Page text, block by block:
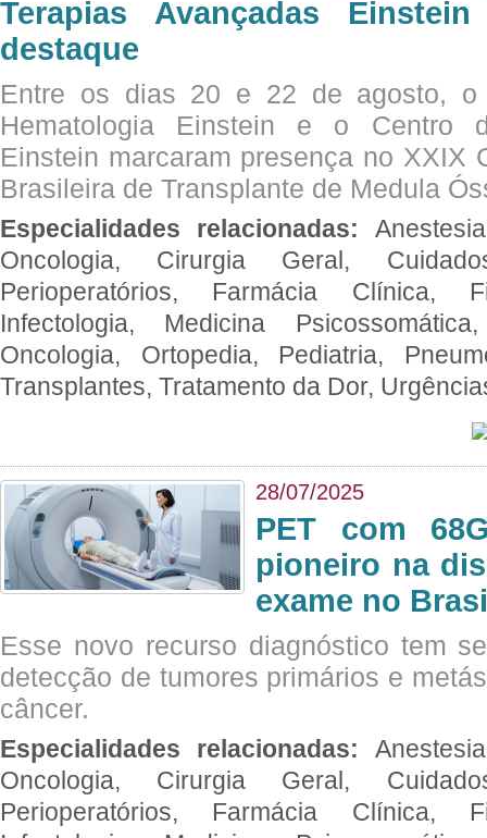
Terapias Avançadas
destaque
Entre os dias 20 e 22 de agosto, o
Hematologia Einstein e o Centro
Einstein marcaram presença no XXIX
Brasileira de Transplante de Medula
Especialidades relacionadas:
Oncologia, Cirurgia Geral,
Perioperatórios, Farmácia Clínica,
Infectologia, Medicina
Oncologia, Ortopedia, Pediatria,
Transplantes, Tratamento da Dor,
28/07/2025
PET com
pioneiro na
exame no
Esse novo recurso diagnóstico tem
detecção de tumores primários e
câncer.
Especialidades relacionadas:
Oncologia, Cirurgia Geral,
Perioperatórios, Farmácia Clínica,